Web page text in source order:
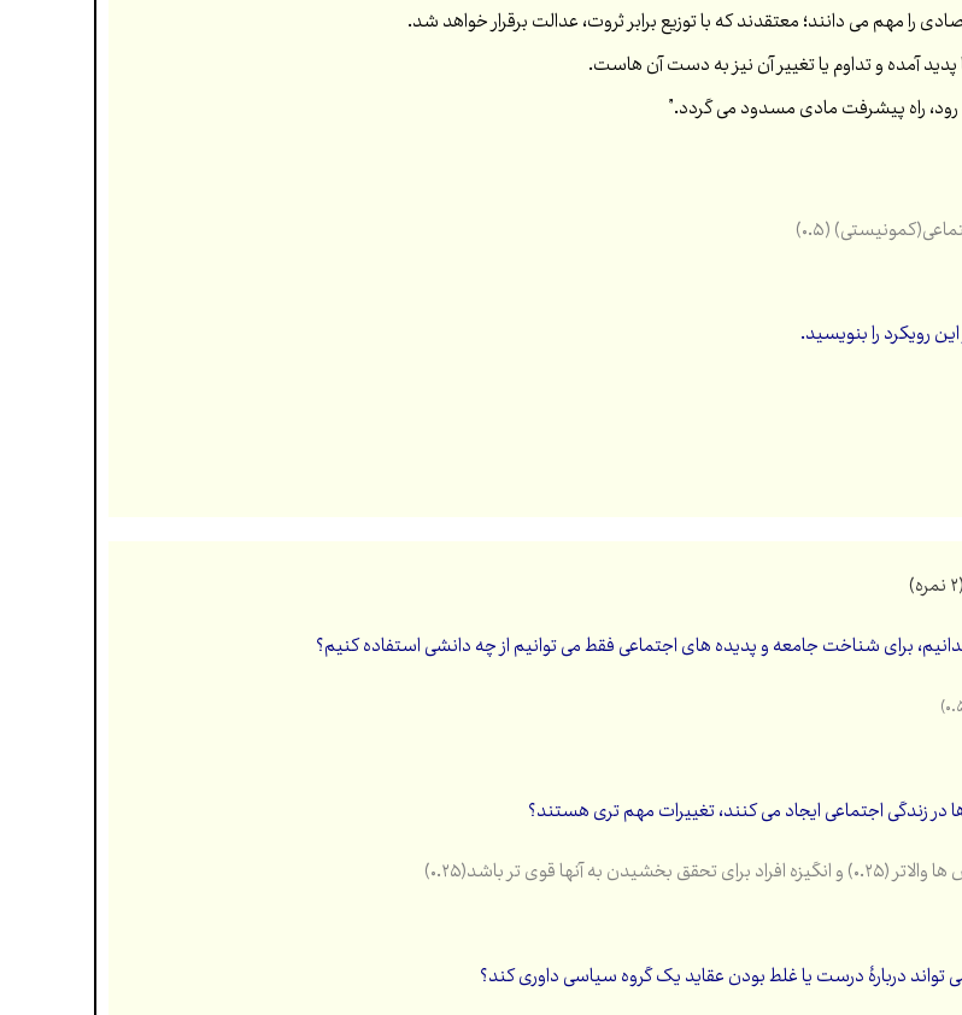
را مهم می دانند؛ معتقدند که با توزیع برابر ثروت، عدالت برقرار خواهد شد.
آمده و تداوم یا تغییر آن نیز به دست آن هاست.
رود، راه پیشرفت مادی مسدود می گردد.”
(۰.۵)
رویکرد را بنویسید.
برای شناخت جامعه و پدیده های اجتماعی فقط می توانیم از چه دانشی استفاده کنیم؟
زندگی اجتماعی ایجاد می کنند، تغییرات مهم تری هستند؟
به آنها قوی تر باشد(۰.۲۵)
تواند دربارۀ درست یا غلط بودن عقاید یک گروه سیاسی داوری کند؟